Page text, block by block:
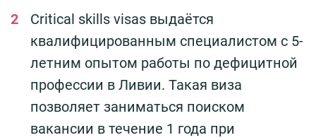
Critical skills visas выдаётся
квалифицированным специалистом с 5-
летним опытом работы по дефицитной
профессии в Ливии. Такая виза
позволяет заниматься поиском
вакансии в течение 1 года при